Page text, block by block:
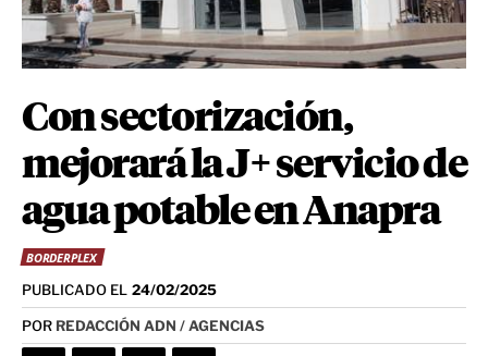
Con sectorización,
mejorará la J+ servicio de
agua potable en Anapra
BORDERPLEX
PUBLICADO EL 24/02/2025
POR REDACCIÓN ADN / AGENCIAS